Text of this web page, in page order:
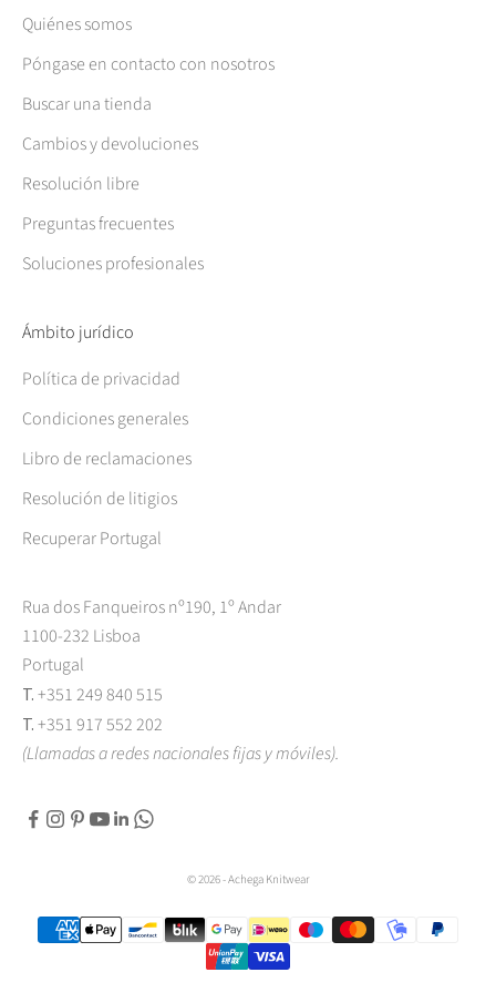
Quiénes somos
Póngase en contacto con nosotros
Buscar una tienda
Cambios y devoluciones
Resolución libre
Preguntas frecuentes
Soluciones profesionales
Ámbito jurídico
Política de privacidad
Condiciones generales
Libro de reclamaciones
Resolución de litigios
Recuperar Portugal
Rua dos Fanqueiros nº190, 1º Andar
1100-232 Lisboa
Portugal
T. +351 249 840 515
T. +351 917 552 202
(Llamadas a redes nacionales fijas y móviles).
© 2026 - Achega Knitwear